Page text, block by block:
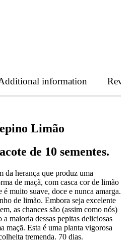
information
Limão
de 10 sementes.
da herança que produz uma
de maçã, com casca cor de limão
muito suave, doce e nunca amarga.
de limão. Embora seja excelente
as chances são (assim como nós)
a maioria dessas pepitas deliciosas
maçã. Esta é uma planta vigorosa
tremenda. 70 dias.